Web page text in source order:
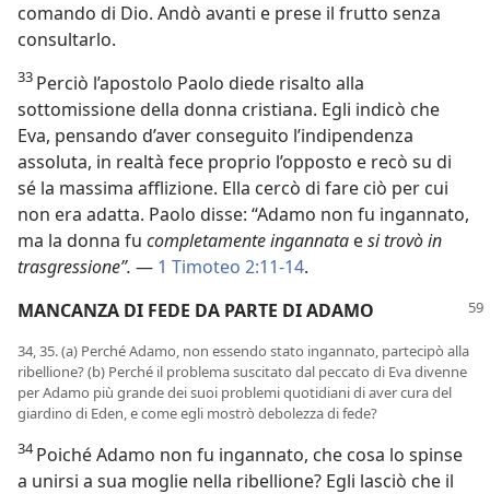
comando di Dio. Andò avanti e prese il frutto senza
consultarlo.
33 Perciò l’apostolo Paolo diede risalto alla
sottomissione della donna cristiana. Egli indicò che
Eva, pensando d’aver conseguito l’indipendenza
assoluta, in realtà fece proprio l’opposto e recò su di
sé la massima afflizione. Ella cercò di fare ciò per cui
non era adatta. Paolo disse: “Adamo non fu ingannato,
ma la donna fu completamente ingannata esi trovò in
trasgressione”. — 1 Timoteo 2:11-14.
MANCANZA DI FEDE DA PARTE DI ADAMO
34, 35. (a) Perché Adamo, non essendo stato ingannato, partecipò alla
ribellione? (b) Perché il problema suscitato dal peccato di Eva divenne
per Adamo più grande dei suoi problemi quotidiani di aver cura del
giardino di Eden, e come egli mostrò debolezza di fede?
34Poiché Adamo non fu ingannato, che cosa lo spinse
a unirsi a sua moglie nella ribellione? Egli lasciò che il